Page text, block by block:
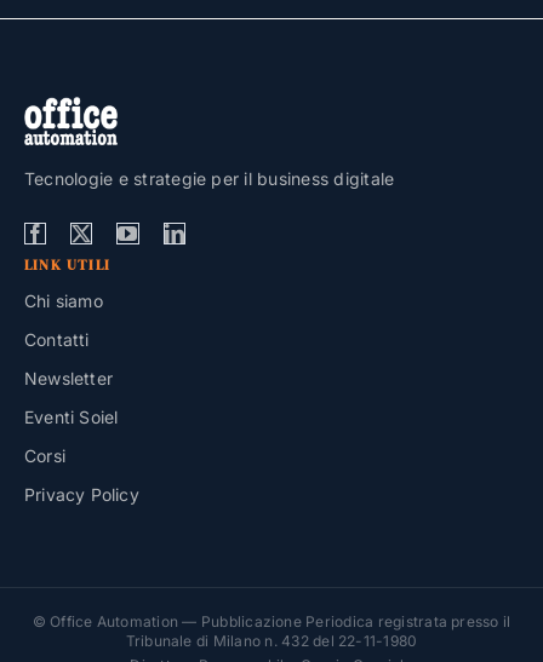
Tecnologie e strategie per il business digitale
LINK UTILI
Chi siamo
Contatti
Newsletter
Eventi Soiel
Corsi
Privacy Policy
© Office Automation — Pubblicazione Periodica registrata presso il
Tribunale di Milano n. 432 del 22-11-1980